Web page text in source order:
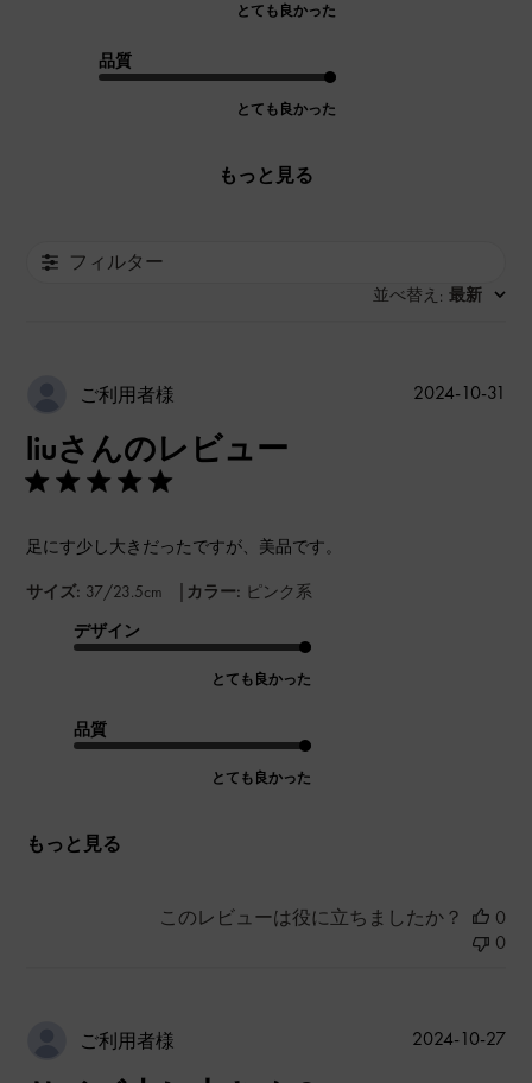
とても良かった
品質
とても良かった
もっと見る
フィルター
並べ替え : 最新
ご利用者様
liuさんのレビュー
足にす少し大きだったですが、美品です。
サイズ: 37/23.5cm | カラー: ピンク系
デザイン
とても良かった
品質
とても良かった
もっと見る
2024-10-31
このレビューは役に立ちましたか？
0
0
ご利用者様
公
2024-10-27